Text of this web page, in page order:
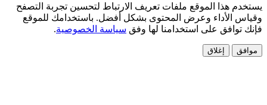
يستخدم هذا الموقع ملفات تعريف الارتباط لتحسين تجربة التصفح
وقياس الأداء وعرض المحتوى بشكل أفضل. باستخدامك للموقع
فإنك توافق على استخدامنا لها وفق سياسة الخصوصية.
موافق إغلاق